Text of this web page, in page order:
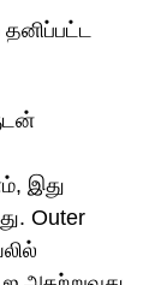
இது
Outer